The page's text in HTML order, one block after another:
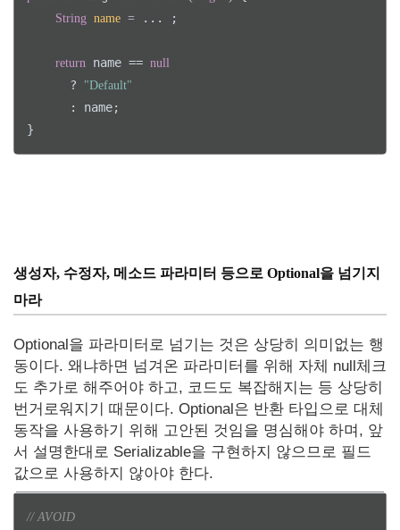
String name = ... ;
return name == null
      ?
"Default"
      : name;
}
생성자, 수정자, 메소드 파라미터 등으로 Optional을 넘기지
마라
Optional을 파라미터로 넘기는 것은 상당히 의미없는 행
동이다. 왜냐하면 넘겨온 파라미터를 위해 자체 null체크
도 추가로 해주어야 하고, 코드도 복잡해지는 등 상당히
번거로워지기 때문이다. Optional은 반환 타입으로 대체
동작을 사용하기 위해 고안된 것임을 명심해야 하며, 앞
서 설명한대로 Serializable을 구현하지 않으므로 필드
값으로 사용하지 않아야 한다.
// AVOID